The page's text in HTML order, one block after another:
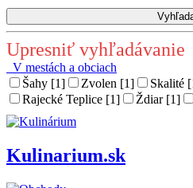
Upresniť vyhľadávanie
V mestách a obciach
Šahy [1]
Zvolen [1] Skalité
Rajecké Teplice [1]
Ždiar [1]
Kulinarium.sk